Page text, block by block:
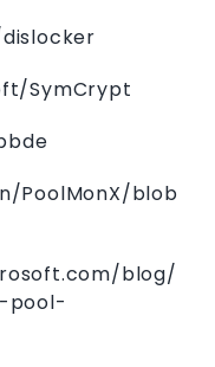
SymCrypt
PoolMonX/blob
blog/
pool-